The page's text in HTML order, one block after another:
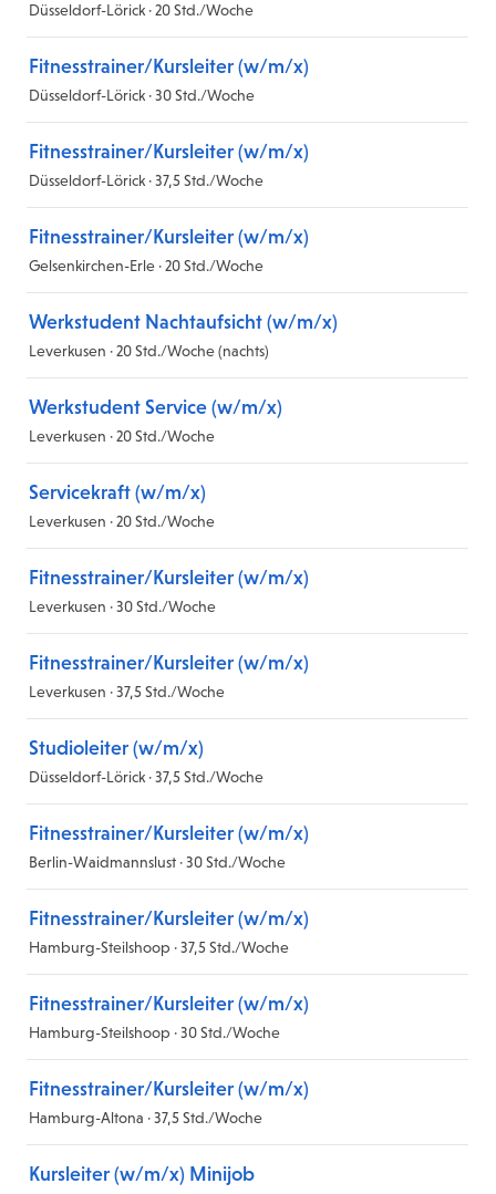
Düsseldorf-Lörick · 20 Std./Woche
Fitnesstrainer/Kursleiter (w/m/x)
Düsseldorf-Lörick · 30 Std./Woche
Fitnesstrainer/Kursleiter (w/m/x)
Düsseldorf-Lörick · 37,5 Std./Woche
Fitnesstrainer/Kursleiter (w/m/x)
Gelsenkirchen-Erle · 20 Std./Woche
Werkstudent Nachtaufsicht (w/m/x)
Leverkusen · 20 Std./Woche (nachts)
Werkstudent Service (w/m/x)
Leverkusen · 20 Std./Woche
Servicekraft (w/m/x)
Leverkusen · 20 Std./Woche
Fitnesstrainer/Kursleiter (w/m/x)
Leverkusen · 30 Std./Woche
Fitnesstrainer/Kursleiter (w/m/x)
Leverkusen · 37,5 Std./Woche
Studioleiter (w/m/x)
Düsseldorf-Lörick · 37,5 Std./Woche
Fitnesstrainer/Kursleiter (w/m/x)
Berlin-Waidmannslust · 30 Std./Woche
Fitnesstrainer/Kursleiter (w/m/x)
Hamburg-Steilshoop · 37,5 Std./Woche
Fitnesstrainer/Kursleiter (w/m/x)
Hamburg-Steilshoop · 30 Std./Woche
Fitnesstrainer/Kursleiter (w/m/x)
Hamburg-Altona · 37,5 Std./Woche
Kursleiter (w/m/x) Minijob